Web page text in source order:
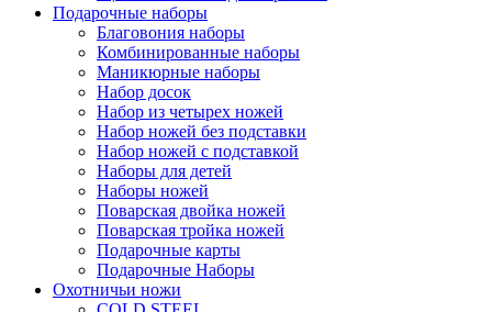
Подарочные наборы
Благовония наборы
Комбинированные наборы
Маникюрные наборы
Набор досок
Набор из четырех ножей
Набор ножей без подставки
Набор ножей с подставкой
Наборы для детей
Наборы ножей
Поварская двойка ножей
Поварская тройка ножей
Подарочные карты
Подарочные Наборы
Охотничьи ножи